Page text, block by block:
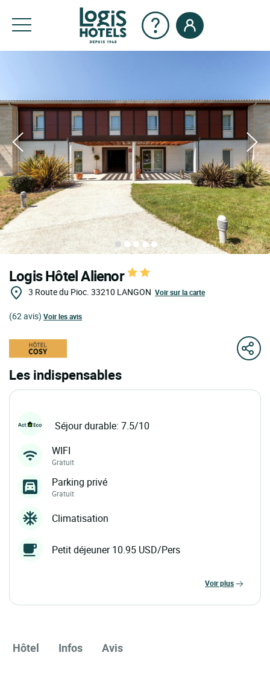
Logis Hôtel Alienor
3 Route du Pioc. 33210 LANGON Voir sur la carte
(62 avis) Voir les avis
Les indispensables
Séjour durable: 7.5/10
WIFI
Gratuit
Parking privé
Gratuit
Climatisation
Petit déjeuner 10.95 USD/Pers
voir plus
Hôtel Infos Avis